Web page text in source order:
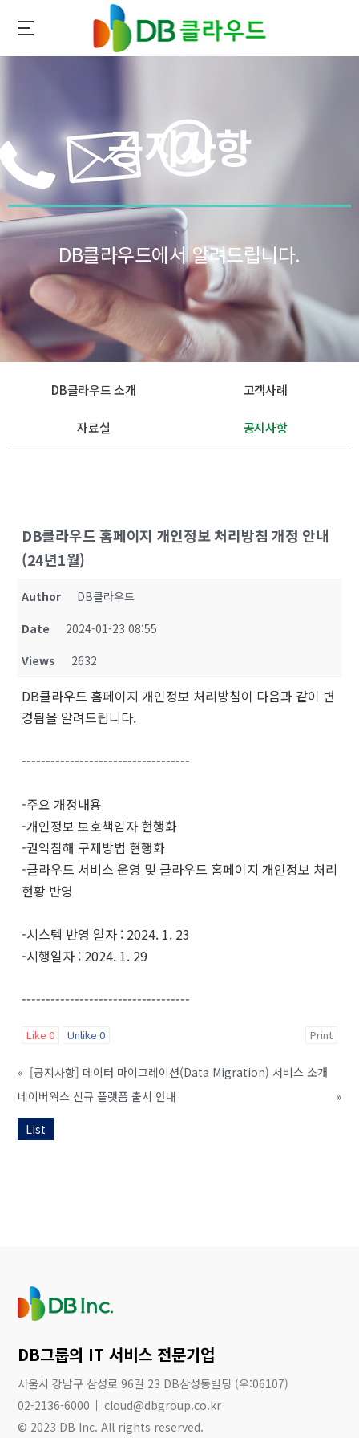
콘텐츠로
이동
DB클라우드
공지사항
DB클라우드에서 알려드립니다.
DB클라우드 소개 고객사례
자료실 공지사항
DB클라우드 홈페이지 개인정보 처리방침 개정 안내
(24년1월)
Author
DB클라우드
Date
2024-01-23 08:55
Views
2632
DB클라우드 홈페이지 개인정보 처리방침이 다음과 같이 변
경됨을 알려드립니다.
-----------------------------------
-주요 개정내용
-개인정보 보호책임자 현행화
-권익침해 구제방법 현행화
-클라우드 서비스 운영 및 클라우드 홈페이지 개인정보 처리
현황 반영
-시스템 반영 일자 : 2024. 1. 23
-시행일자 : 2024. 1. 29
-----------------------------------
Like 0 Unlike 0 Print
« [공지사항] 데이터 마이그레이션(Data Migration) 서비스 소개
네이버웍스 신규 플랫폼 출시 안내
»
List
DB그룹의 IT 서비스 전문기업
서울시 강남구 삼성로 96길 23 DB삼성동빌딩 (우:06107)
02-2136-6000
cloud@dbgroup.co.kr
© 2023 DB Inc. All rights reserved.